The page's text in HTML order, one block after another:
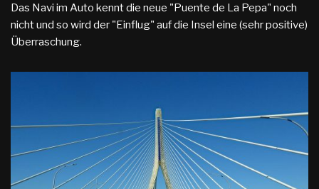
Das Navi im Auto kennt die neue "Puente de La Pepa" noch
nicht und so wird der "Einflug" auf die Insel eine (sehr positive)
Überraschung.